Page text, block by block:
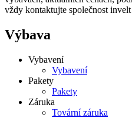
vždy kontaktujte společnost invelt
Výbava
Vybavení
Vybavení
Pakety
Pakety
Záruka
Tovární záruka